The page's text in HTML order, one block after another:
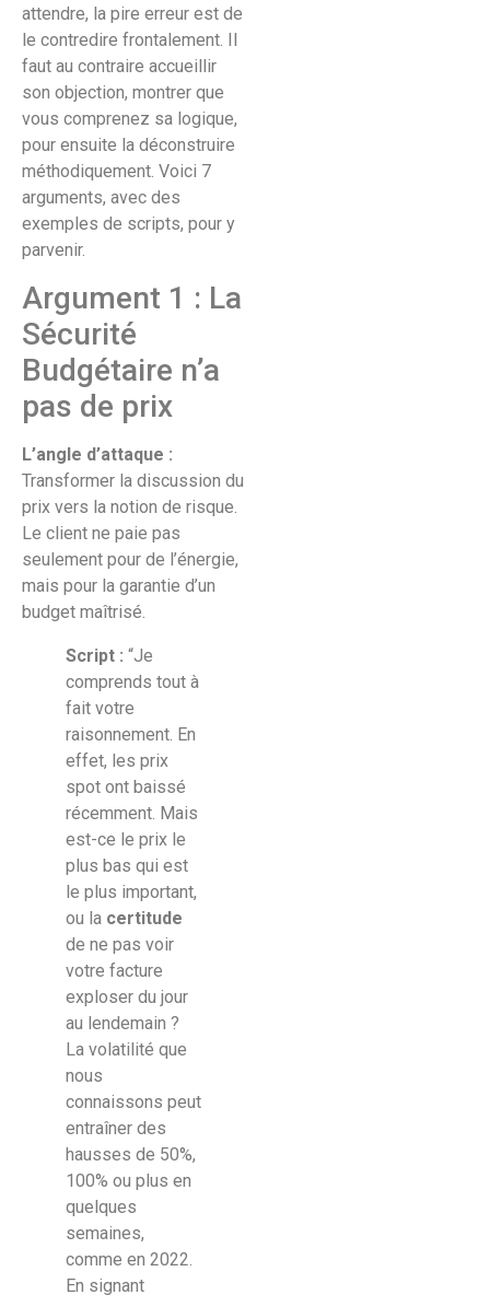
attendre, la pire erreur est de
le contredire frontalement. Il
faut au contraire accueillir
son objection, montrer que
vous comprenez sa logique,
pour ensuite la déconstruire
méthodiquement. Voici 7
arguments, avec des
exemples de scripts, pour y
parvenir.
Argument 1 : La
Sécurité
Budgétaire n’a
pas de prix
L’angle d’attaque :
Transformer la discussion du
prix vers la notion de risque.
Le client ne paie pas
seulement pour de l’énergie,
mais pour la garantie d’un
budget maîtrisé.
Script : “Je
comprends tout à
fait votre
raisonnement. En
effet, les prix
spot ont baissé
récemment. Mais
est-ce le prix le
plus bas qui est
le plus important,
ou la certitude
de ne pas voir
votre facture
exploser du jour
au lendemain ?
La volatilité que
nous
connaissons peut
entraîner des
hausses de 50%,
100% ou plus en
quelques
semaines,
comme en 2022.
En signant